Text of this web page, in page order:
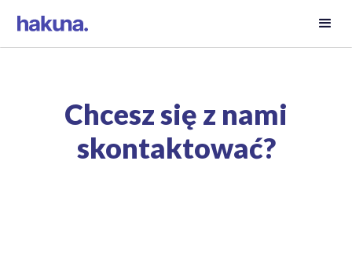
Chcesz się z nami
skontaktować?